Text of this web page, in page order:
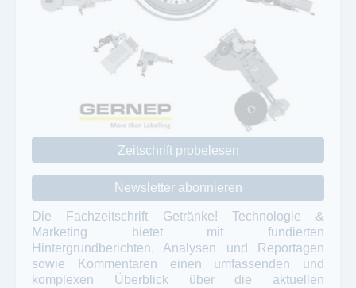
Zeitschrift probelesen
Newsletter abonnieren
Die Fachzeitschrift Getränke! Technologie &
Marketing bietet mit fundierten
Hintergrundberichten, Analysen und Reportagen
sowie Kommentaren einen umfassenden und
komplexen Überblick über die aktuellen